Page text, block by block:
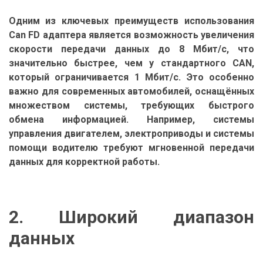
Одним из ключевых преимуществ использования
Can FD адаптера является возможность увеличения
скорости передачи данных до 8 Мбит/с, что
значительно быстрее, чем у стандартного CAN,
который ограничивается 1 Мбит/с. Это особенно
важно для современных автомобилей, оснащённых
множеством системы, требующих быстрого
обмена информацией. Например, системы
управления двигателем, электроприводы и системы
помощи водителю требуют мгновенной передачи
данных для корректной работы.
2. Широкий диапазон
данных